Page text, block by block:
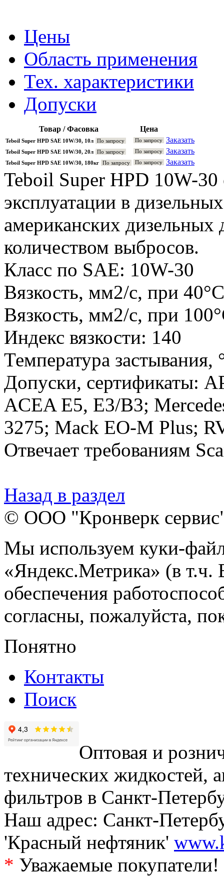
Цены
Область применения
Тех. характеристики
Допуски
Товар / Фасовка Цена
Teboil Super HPD SAE 10W/30, 10л По запросу По запросу Заказать
Teboil Super HPD SAE 10W/30, 20л По запросу По запросу Заказать
Teboil Super HPD SAE 10W/30, 180кг По запросу По запросу Заказать
Teboil Super HPD 10W-30
эксплуатации в
американских
количеством выбросов.
Класс по SAE: 10W-30
Вязкость, мм2/с, при
Вязкость, мм2/с, при
Индекс вязкости: 140
Температура застывания,
Допуски, сертификаты:
ACEA E5, E3/B3;
3275; Mack EO-M Plus;
Отвечает требованиям
Назад в раздел
© ООО "Кронверк
Мы используем куки-
«Яндекс.Метрика» (в т.ч.
обеспечения
согласны, пожалуйста,
Понятно
Контакты
Поиск
Оптовая и
технических жидкостей,
фильтров в Санкт-
Наш адрес: Санкт-
'Красный нефтяник'
* Уважаемые